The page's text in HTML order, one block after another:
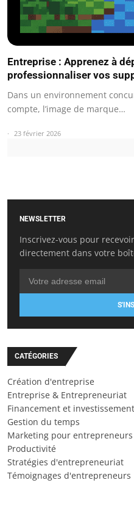
Entreprise : Apprenez à
professionnaliser vos
Dans un environnement
compte, l’image de marque…
23 février 2026
NEWSLETTER
Inscrivez-vous pour
directement dans votre
CATÉGORIES
Création d'entreprise
Entreprise & Entrepreneuriat
Financement et investissement
Gestion du temps
Marketing pour entrepreneurs
Productivité
Stratégies d'entrepreneuriat
Témoignages d'entrepreneurs